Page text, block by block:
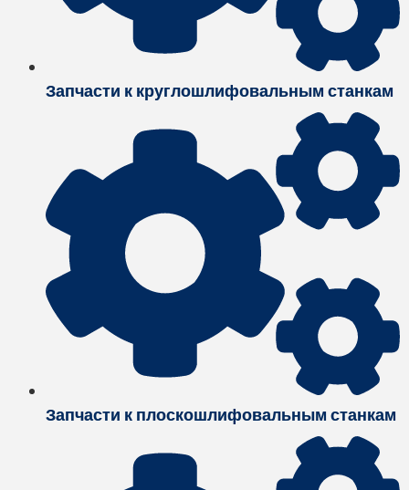
Запчасти к круглошлифовальным станкам
Запчасти к плоскошлифовальным станкам